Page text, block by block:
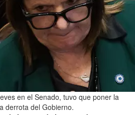
en el Senado, tuvo que poner la
derrota del Gobierno.